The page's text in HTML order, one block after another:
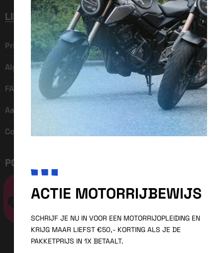
LINKS
Privacy policy
Algemene voorwaarden
FAQ
Aanmelden
Contact
POPULAIRE DIENSTEN
ACTIE MOTORRIJBEWIJS
SCHRIJF JE NU IN VOOR EEN MOTORRIJOPLEIDING EN
KRIJG MAAR LIEFST €50,- KORTING ALS JE DE
PAKKETPRIJS IN 1X BETAALT.